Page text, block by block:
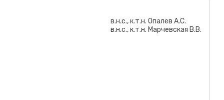
в.н.с., к.т.н. Опалев А.С.
в.н.с., к.т.н. Марчевская В.В.